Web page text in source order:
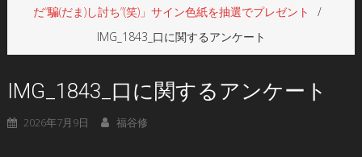
だ“騙(だま)し討ち”(笑)」サイン色紙を抽選でプレゼント
IMG_1843_口に関するアンケート
IMG_1843_口に関するアンケート
2026年7月9日 福谷修